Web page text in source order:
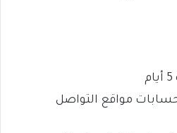
حسابات مواقع التواصل